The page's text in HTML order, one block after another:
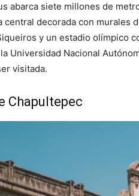
abarca siete millones de
central decorada con murales
y un estadio olímpico
Universidad Nacional
visitada.
Chapultepec